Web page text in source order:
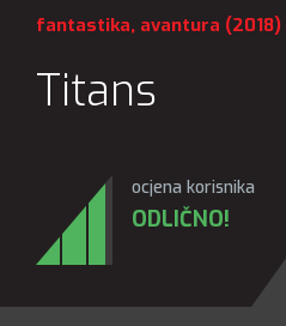
fantastika, avantura (2018)
Titans
ocjena korisnika
ODLIČNO!